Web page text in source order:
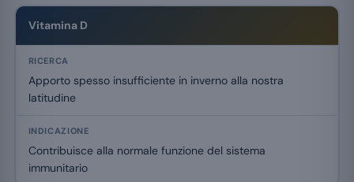
Vitamina D
Apporto spesso insufficiente in inverno alla nostra
latitudine
Contribuisce alla normale funzione del sistema
immunitario